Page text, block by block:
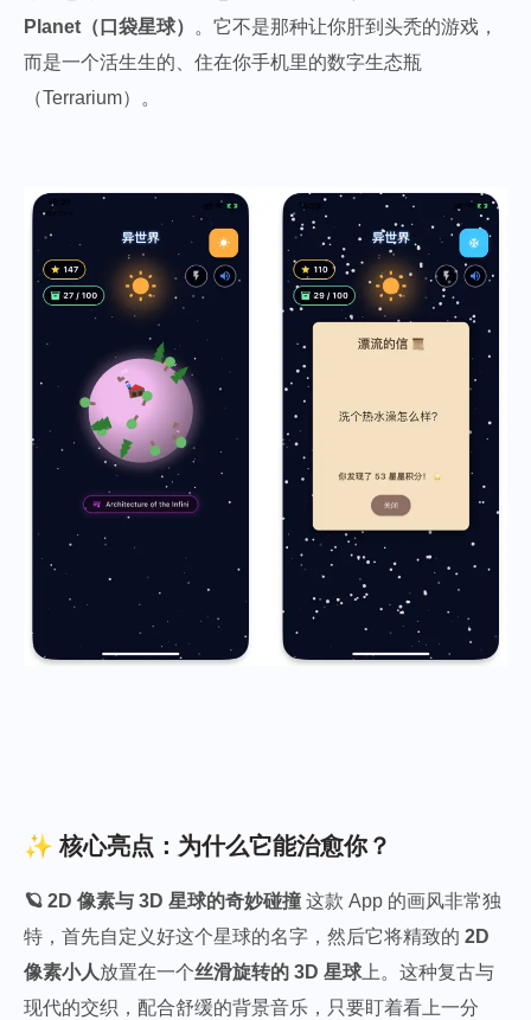
Planet（口袋星球）
。它不是那种让你肝到头秃的游戏，
而是一个活生生的、住在你手机里的数字生态瓶
（Terrarium）。
✨ 核心亮点：为什么它能治愈你？
🪐 2D 像素与 3D 星球的奇妙碰撞 这款 App 的画风非常独
特，首先自定义好这个星球的名字，然后它将精致的 2D
像素小人放置在一个丝滑旋转的 3D 星球上。这种复古与
现代的交织，配合舒缓的背景音乐，只要盯着看上一分